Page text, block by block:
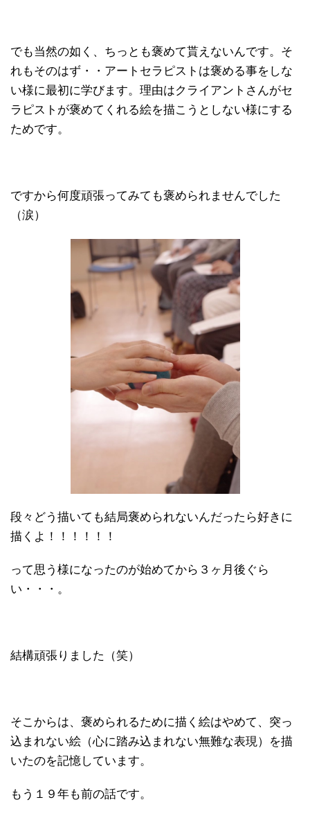
でも当然の如く、ちっとも褒めて貰えないんです。そ
れもそのはず・・アートセラピストは褒める事をしな
い様に最初に学びます。理由はクライアントさんがセ
ラピストが褒めてくれる絵を描こうとしない様にする
ためです。
ですから何度頑張ってみても褒められませんでした
（涙）
段々どう描いても結局褒められないんだったら好きに
描くよ！！！！！！
って思う様になったのが始めてから３ヶ月後ぐら
い・・・。
結構頑張りました（笑）
そこからは、褒められるために描く絵はやめて、突っ
込まれない絵（心に踏み込まれない無難な表現）を描
いたのを記憶しています。
もう１９年も前の話です。